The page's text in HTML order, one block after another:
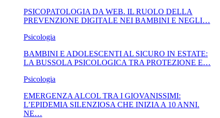
PSICOPATOLOGIA DA WEB. IL RUOLO DELLA
PREVENZIONE DIGITALE NEI BAMBINI E NEGLI…
Psicologia
BAMBINI E ADOLESCENTI AL SICURO IN ESTATE:
LA BUSSOLA PSICOLOGICA TRA PROTEZIONE E…
Psicologia
EMERGENZA ALCOL TRA I GIOVANISSIMI:
L’EPIDEMIA SILENZIOSA CHE INIZIA A 10 ANNI.
NE…